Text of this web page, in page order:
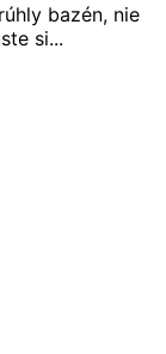
bazén, nie
si...